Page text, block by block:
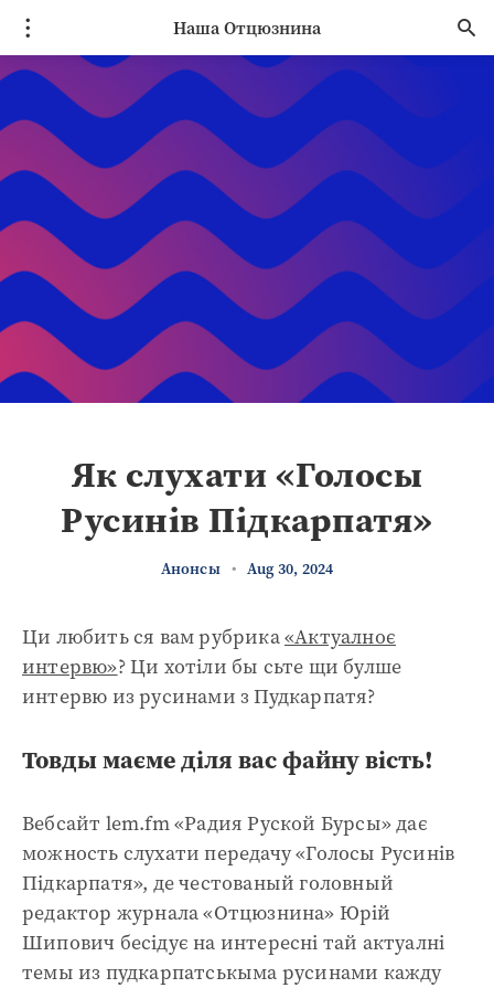
Наша Отцюзнина
Як слухати «Голосы
Русинів Підкарпатя»
Анонсы • Aug 30, 2024
Ци любить ся вам рубрика«Актуалноє
интервю»? Ци хотіли бы сьте щи булше
интервю из русинами з Пудкарпатя?
Товды маєме діля вас файну вість!
Вебсайт lem.fm «Радия Руской Бурсы» дає
можность слухати передачу «Голосы Русинів
Підкарпатя», де честованый головный
редактор журнала «Отцюзнина» Юрій
Шипович бесідує на интересні тай актуалні
темы из пудкарпатськыма русинами кажду